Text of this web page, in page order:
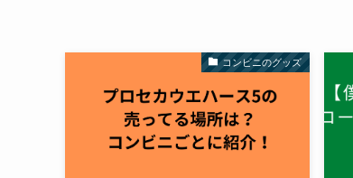
コンビニのグッズ